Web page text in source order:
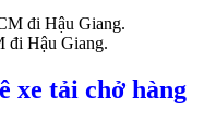
đi Hậu Giang.
xe tải chở hàng